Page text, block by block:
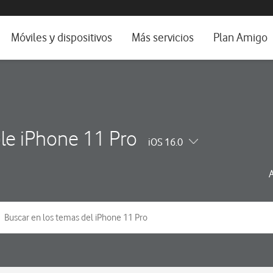
e idioma
Móviles y dispositivos Más servicios Plan Amigo
iPhone 11 Pro iOS 16.0